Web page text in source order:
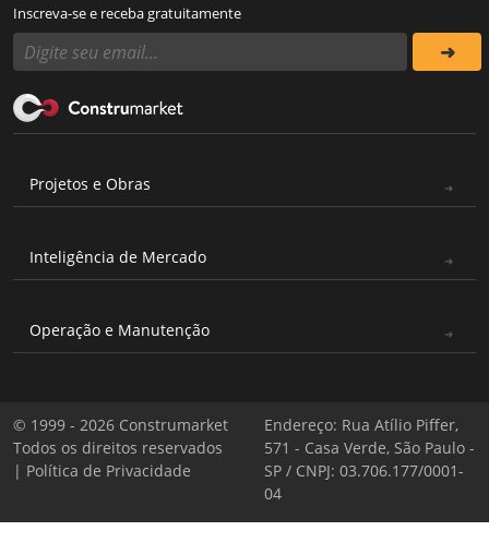
Inscreva-se e receba gratuitamente
Projetos e Obras
Inteligência de Mercado
Operação e Manutenção
© 1999 - 2026 Construmarket
Todos os direitos reservados
| Política de Privacidade
Endereço: Rua Atílio Piffer,
571 - Casa Verde, São Paulo -
SP / CNPJ: 03.706.177/0001-
04